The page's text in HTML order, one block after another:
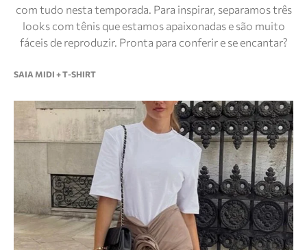
com tudo nesta temporada. Para inspirar, separamos três
looks com tênis que estamos apaixonadas e são muito
fáceis de reproduzir. Pronta para conferir e se encantar?
SAIA MIDI + T-SHIRT